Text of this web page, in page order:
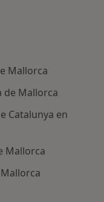
Mallorca
de Mallorca
Catalunya en
Mallorca